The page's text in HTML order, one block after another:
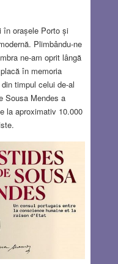
în orașele Porto și
Plimbându-ne
ne-am oprit lângă
în memoria
timpul celui de-al
Sousa Mendes a
la aproximativ 10.000